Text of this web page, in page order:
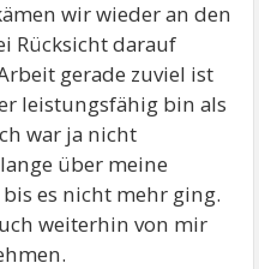
wir wieder an den
Rücksicht darauf
gerade zuviel ist
leistungsfähig bin als
war ja nicht
über meine
es nicht mehr ging.
weiterhin von mir